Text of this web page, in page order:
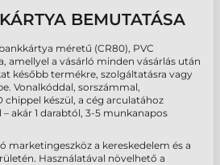
BEMUTATÁSA
méretű (CR80), PVC
amellyel a vásárló minden vásárlás után
később termékre, szolgáltatásra vagy
Vonalkóddal, sorszámmal,
chippel készül, a cég arculatához
akár 1 darabtól, 3-5 munkanapos
marketingeszköz a kereskedelem és a
Használatával növelhető a